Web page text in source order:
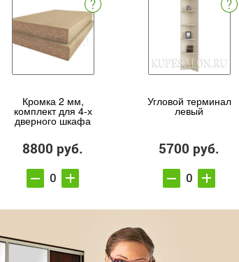
Кромка 2 мм,
комплект для 4-х
дверного шкафа
8800 руб.
Угловой терминал
левый
5700 руб.